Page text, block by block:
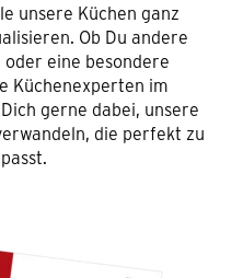
unsere Küchen ganz
Ob Du andere
eine besondere
Küchenexperten im
gerne dabei, unsere
die perfekt zu